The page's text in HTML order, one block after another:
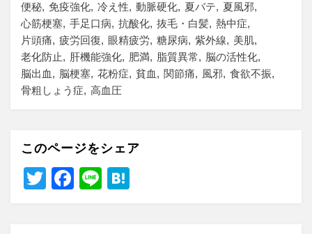
便秘 免疫強化 冷え性 動脈硬化 夏バテ
夏風邪
心筋梗塞 手足口病 抗酸化 抜毛・白髪 熱中症
片頭痛
疲労回復 眼精疲労 糖尿病 紫外線
美肌
老化防止
肝機能強化 肥満 脂質異常
脳の活性化
脳出血
脳梗塞 花粉症 貧血 関節痛 風邪 食欲不振
骨粗しょう症
高血圧
このページをシェア
T
F
Li